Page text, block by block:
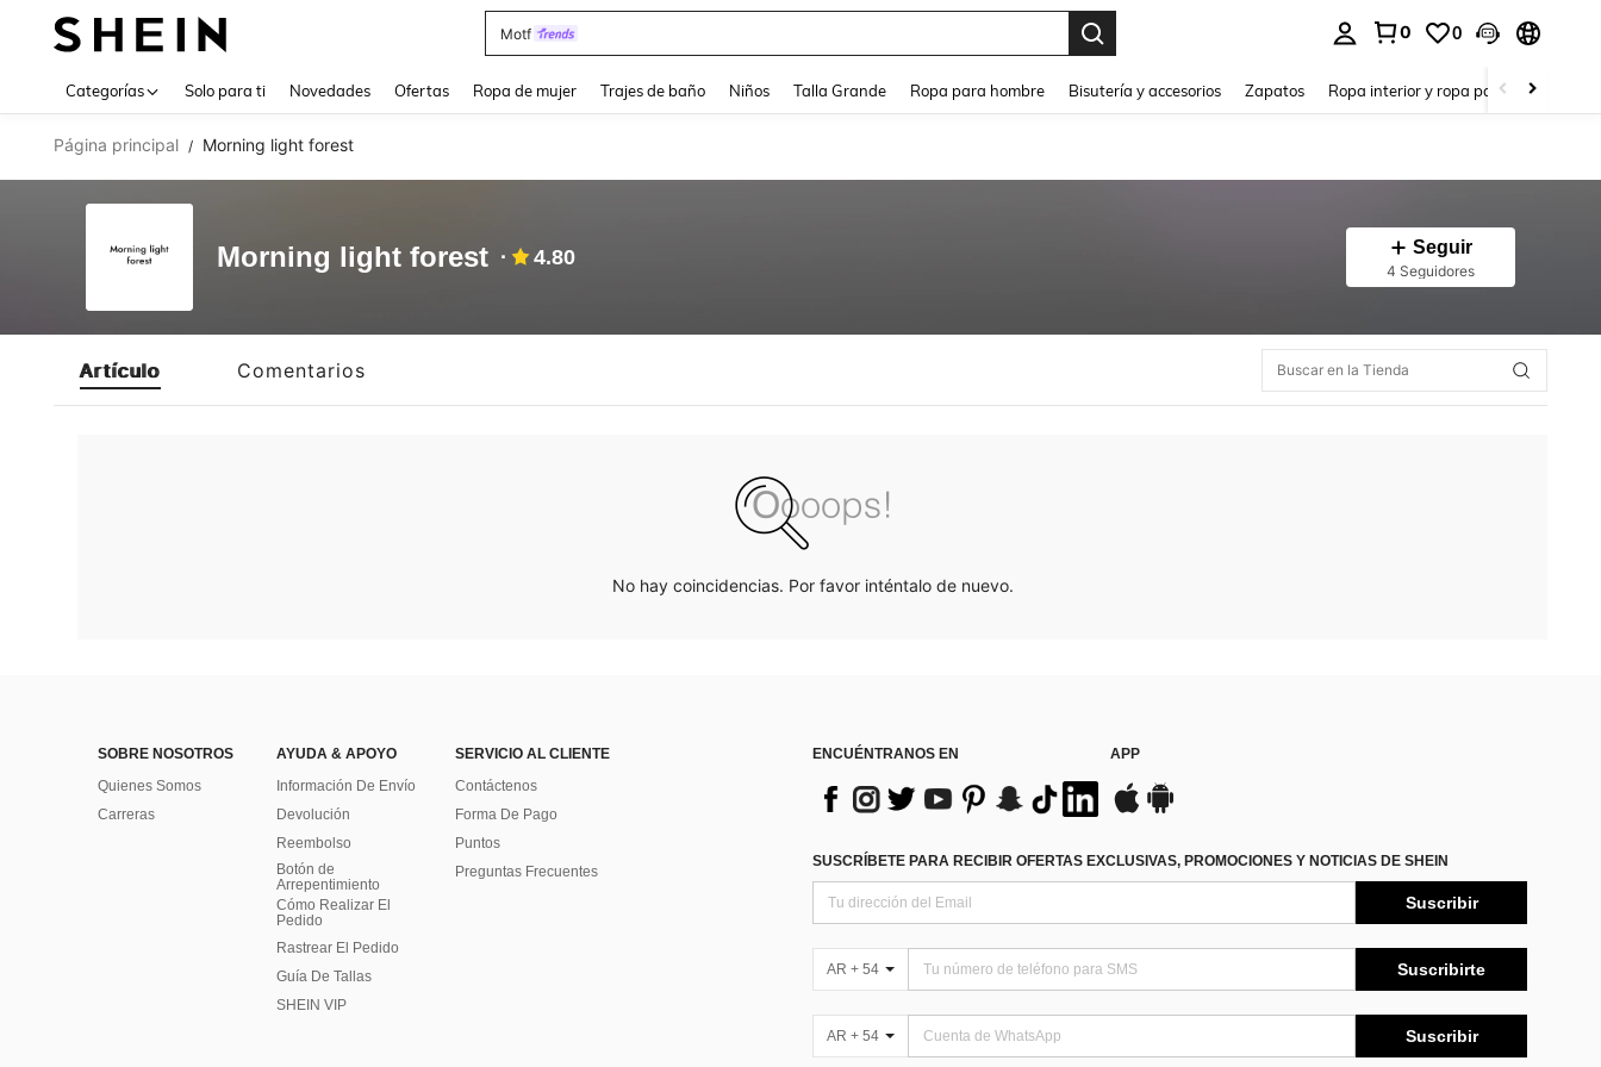
Motf
0 0
Categorías Solo para ti Novedades Ofertas Ropa de mujer Trajes de baño Niños Talla Grande Ropa para hombre Bisutería y accesorios Zapatos Ropa interior y ropa para dormir
Página principal / Morning light forest
Morning light forest 4.80 Seguir
4 Seguidores
Artículo Comentarios
No hay coincidencias. Por favor inténtalo de nuevo.
SOBRE NOSOTROS
Quienes Somos
Carreras
AYUDA & APOYO
Información De Envío
Devolución
Reembolso
Botón de
Arrepentimiento
Cómo Realizar El
Pedido
Rastrear El Pedido
Guía De Tallas
SHEIN VIP
SERVICIO AL CLIENTE
Contáctenos
Forma De Pago
Puntos
Preguntas Frecuentes
ENCUÉNTRANOS EN APP
SUSCRÍBETE PARA RECIBIR OFERTAS EXCLUSIVAS, PROMOCIONES Y NOTICIAS DE SHEIN
Suscribir
AR + 54 Suscribirte
AR + 54 Suscribir